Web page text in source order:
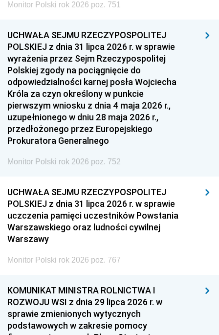
Monitor Polski rok 2026 poz. 751
UCHWAŁA SEJMU RZECZYPOSPOLITEJ
POLSKIEJ z dnia 31 lipca 2026 r. w sprawie
wyrażenia przez Sejm Rzeczypospolitej
Polskiej zgody na pociągnięcie do
odpowiedzialności karnej posła Wojciecha
Króla za czyn określony w punkcie
pierwszym wniosku z dnia 4 maja 2026 r.,
uzupełnionego w dniu 28 maja 2026 r.,
przedłożonego przez Europejskiego
Prokuratora Generalnego
Monitor Polski rok 2026 poz. 752
UCHWAŁA SEJMU RZECZYPOSPOLITEJ
POLSKIEJ z dnia 31 lipca 2026 r. w sprawie
uczczenia pamięci uczestników Powstania
Warszawskiego oraz ludności cywilnej
Warszawy
Monitor Polski rok 2026 poz. 767
KOMUNIKAT MINISTRA ROLNICTWA I
ROZWOJU WSI z dnia 29 lipca 2026 r. w
sprawie zmienionych wytycznych
podstawowych w zakresie pomocy